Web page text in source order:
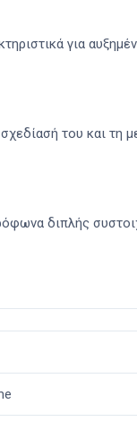
για
του και τη
διπλής